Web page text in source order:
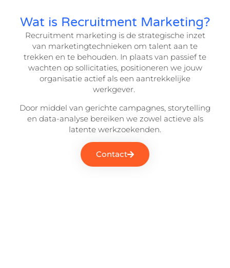
Wat is Recruitment Marketing?
Recruitment marketing is de strategische inzet
van marketingtechnieken om talent aan te
trekken en te behouden. In plaats van passief te
wachten op sollicitaties, positioneren we jouw
organisatie actief als een aantrekkelijke
werkgever.
Door middel van gerichte campagnes, storytelling
en data-analyse bereiken we zowel actieve als
latente werkzoekenden.
Contact